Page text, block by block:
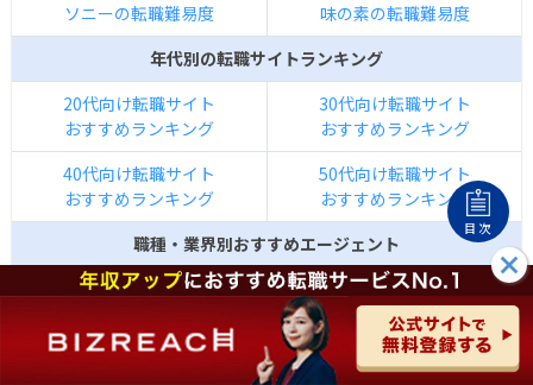
ソニーの転職難易度
味の素の転職難易度
年代別の転職サイトランキング
20代向け転職サイト
おすすめランキング
30代向け転職サイト
おすすめランキング
40代向け転職サイト
おすすめランキング
50代向け転職サイト
おすすめランキング
職種・業界別おすすめエージェント
コンサルに強い
IT業界・エンジニア
おすすめ転職ｴｰｼﾞｪﾝﾄ
ハイクラス
看護師
目次